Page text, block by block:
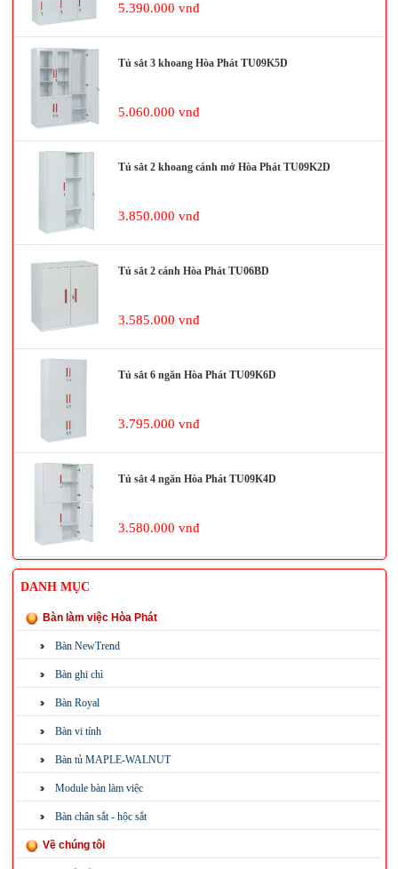
5.390.000 vnđ
Tủ sắt 3 khoang Hòa Phát TU09K5D
5.060.000 vnđ
Tủ sắt 2 khoang cánh mở Hòa Phát TU09K2D
3.850.000 vnđ
Tủ sắt 2 cánh Hòa Phát TU06BD
3.585.000 vnđ
Tủ sắt 6 ngăn Hòa Phát TU09K6D
3.795.000 vnđ
Tủ sắt 4 ngăn Hòa Phát TU09K4D
3.580.000 vnđ
DANH MỤC
Bàn làm việc Hòa Phát
Bàn NewTrend
Bàn ghi chì
Bàn Royal
Bàn vi tính
Bàn tủ MAPLE-WALNUT
Module bàn làm việc
Bàn chân sắt - hộc sắt
Về chúng tôi